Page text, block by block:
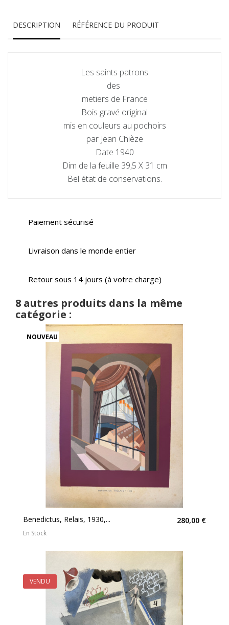
DESCRIPTION RÉFÉRENCE DU PRODUIT
Les saints patrons
des
metiers de France
Bois gravé original
mis en couleurs au pochoirs
par Jean Chièze
Date 1940
Dim de la feuille 39,5 X 31 cm
Bel état de conservations.
Paiement sécurisé
Livraison dans le monde entier
Retour sous 14 jours (à votre charge)
8 autres produits dans la même
catégorie :
NOUVEAU
Benedictus, Relais, 1930,... 280,00 €
En Stock
VENDU